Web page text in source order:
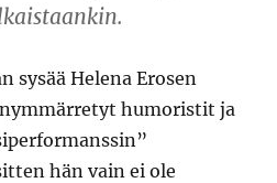
sysää Helena Erosen
humoristit ja
hän vain ei ole